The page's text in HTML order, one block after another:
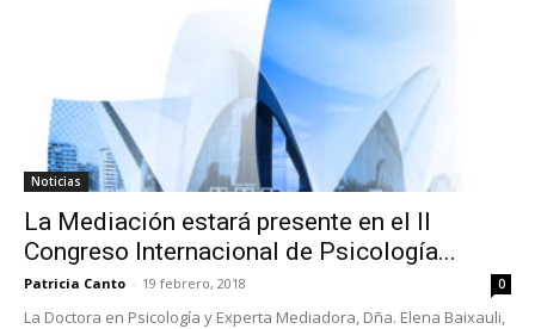
Noticias
La Mediación estará presente en el II
Congreso Internacional de Psicología...
Patricia Canto - 19 febrero, 2018 0
La Doctora en Psicología y Experta Mediadora, Dña. Elena Baixauli,